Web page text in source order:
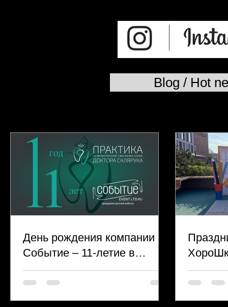
Blog / Hot
День рождения компании
Событие – 11-летие в
партнерской
стоматологической клинике
«Практика» доктора